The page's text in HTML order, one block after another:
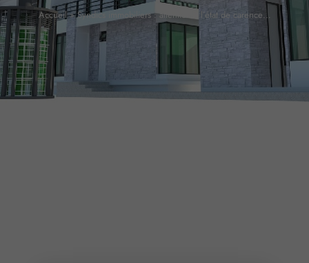
Accueil»Syndics immobiliers : attention à l’état de carence…